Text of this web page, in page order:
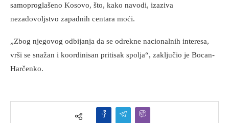
samoproglašeno Kosovo, što, kako navodi, izaziva
nezadovoljstvo zapadnih centara moći.
„Zbog njegovog odbijanja da se odrekne nacionalnih interesa,
vrši se snažan i koordinisan pritisak spolja“, zaključio je Bocan-
Harčenko.